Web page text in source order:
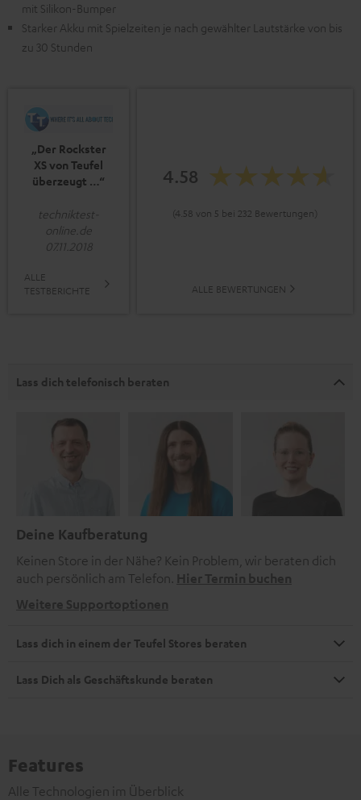
mit Silikon-Bumper
Starker Akku mit Spielzeiten je nach gewählter Lautstärke von bis
zu 30 Stunden
„Der Rockster
XS von Teufel
überzeugt …“
techniktest-
online.de
07.11.2018
ALLE
TESTBERICHTE
4.58
(4.58 von 5 bei 232 Bewertungen)
ALLE BEWERTUNGEN
Lass dich telefonisch beraten
Deine Kaufberatung
Keinen Store in der Nähe? Kein Problem, wir beraten dich
auch persönlich am Telefon. Hier Termin buchen
Weitere Supportoptionen
Lass dich in einem der Teufel Stores beraten
Lass Dich als Geschäftskunde beraten
Features
Alle Technologien im Überblick